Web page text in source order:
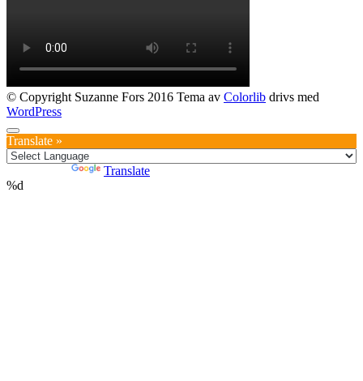
© Copyright Suzanne Fors 2016 Tema av Colorlib drivs med
WordPress
Translate »
Translate
%d